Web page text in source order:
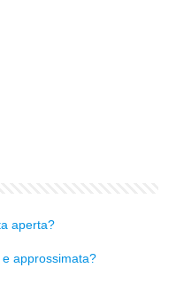
aperta?
approssimata?